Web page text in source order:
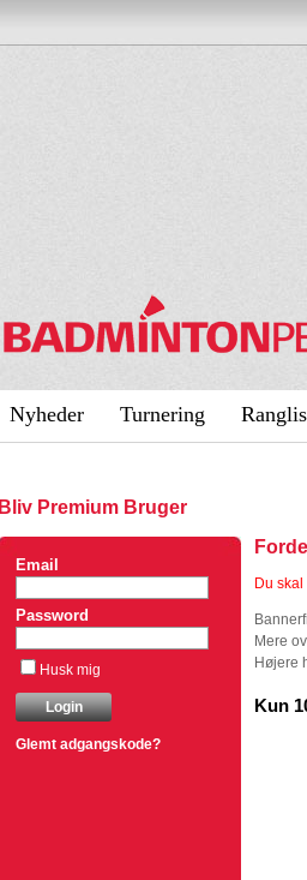
Nyheder Turnering
Bliv Premium Bruger
Email
Password
Husk mig
Glemt adgangskode?
Du
Mere
Højere
Kun